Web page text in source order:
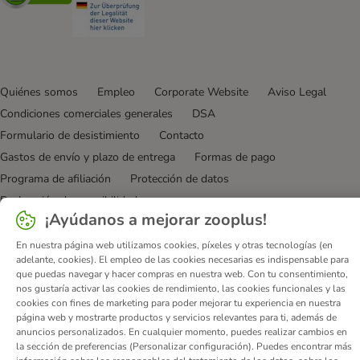
Quiénes somos Empleo Corporate Website
Aviso Legal
Condiciones comerciales generales
DSA
Formulario de desistimiento
Contacto
Gastos de envío y plazo de entrega
Formas de pago
Programa de afiliación
Protección de datos
Declaración de accesibilidad
© zooplus SE 2026
¡Ayúdanos a mejorar zooplus!
En nuestra página web utilizamos cookies, píxeles y otras tecnologías (en
adelante, cookies). El empleo de las cookies necesarias es indispensable para
que puedas navegar y hacer compras en nuestra web. Con tu consentimiento,
nos gustaría activar las cookies de rendimiento, las cookies funcionales y las
cookies con fines de marketing para poder mejorar tu experiencia en nuestra
página web y mostrarte productos y servicios relevantes para ti, además de
anuncios personalizados. En cualquier momento, puedes realizar cambios en
la sección de preferencias (Personalizar configuración). Puedes encontrar más